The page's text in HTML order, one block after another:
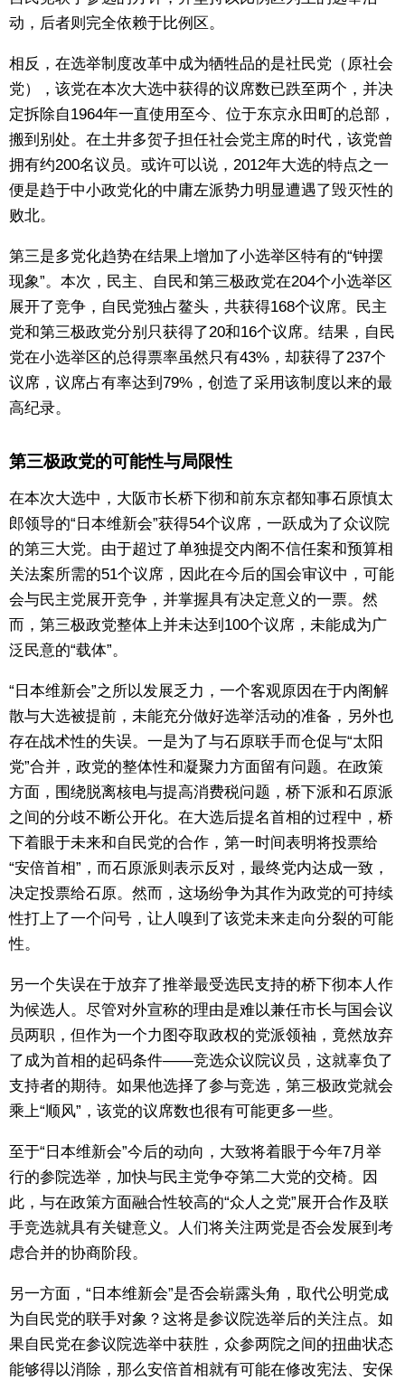
动，后者则完全依赖于比例区。
相反，在选举制度改革中成为牺牲品的是社民党（原社会
党），该党在本次大选中获得的议席数已跌至两个，并决
定拆除自1964年一直使用至今、位于东京永田町的总部，
搬到别处。在土井多贺子担任社会党主席的时代，该党曾
拥有约200名议员。或许可以说，2012年大选的特点之一
便是趋于中小政党化的中庸左派势力明显遭遇了毁灭性的
败北。
第三是多党化趋势在结果上增加了小选举区特有的“钟摆
现象”。本次，民主、自民和第三极政党在204个小选举区
展开了竞争，自民党独占鳌头，共获得168个议席。民主
党和第三极政党分别只获得了20和16个议席。结果，自民
党在小选举区的总得票率虽然只有43%，却获得了237个
议席，议席占有率达到79%，创造了采用该制度以来的最
高纪录。
第三极政党的可能性与局限性
在本次大选中，大阪市长桥下彻和前东京都知事石原慎太
郎领导的“日本维新会”获得54个议席，一跃成为了众议院
的第三大党。由于超过了单独提交内阁不信任案和预算相
关法案所需的51个议席，因此在今后的国会审议中，可能
会与民主党展开竞争，并掌握具有决定意义的一票。然
而，第三极政党整体上并未达到100个议席，未能成为广
泛民意的“载体”。
“日本维新会”之所以发展乏力，一个客观原因在于内阁解
散与大选被提前，未能充分做好选举活动的准备，另外也
存在战术性的失误。一是为了与石原联手而仓促与“太阳
党”合并，政党的整体性和凝聚力方面留有问题。在政策
方面，围绕脱离核电与提高消费税问题，桥下派和石原派
之间的分歧不断公开化。在大选后提名首相的过程中，桥
下着眼于未来和自民党的合作，第一时间表明将投票给
“安倍首相”，而石原派则表示反对，最终党内达成一致，
决定投票给石原。然而，这场纷争为其作为政党的可持续
性打上了一个问号，让人嗅到了该党未来走向分裂的可能
性。
另一个失误在于放弃了推举最受选民支持的桥下彻本人作
为候选人。尽管对外宣称的理由是难以兼任市长与国会议
员两职，但作为一个力图夺取政权的党派领袖，竟然放弃
了成为首相的起码条件——竞选众议院议员，这就辜负了
支持者的期待。如果他选择了参与竞选，第三极政党就会
乘上“顺风”，该党的议席数也很有可能更多一些。
至于“日本维新会”今后的动向，大致将着眼于今年7月举
行的参院选举，加快与民主党争夺第二大党的交椅。因
此，与在政策方面融合性较高的“众人之党”展开合作及联
手竞选就具有关键意义。人们将关注两党是否会发展到考
虑合并的协商阶段。
另一方面，“日本维新会”是否会崭露头角，取代公明党成
为自民党的联手对象？这将是参议院选举后的关注点。如
果自民党在参议院选举中获胜，众参两院之间的扭曲状态
能够得以消除，那么安倍首相就有可能在修改宪法、安保